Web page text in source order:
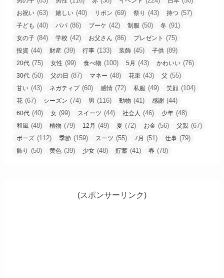
お祝い (63) 嬉しい (40) リボン (69) 祭り (43) 持つ (57)
子ども (40) パパ (86) ブーケ (42) 制服 (50) 冬 (91)
女の子 (84) 学校 (42) お父さん (86) プレゼント (75)
投資 (44) 財産 (39) 行事 (133) 装飾 (45) 子供 (89)
20代 (75) 女性 (99) 食べ物 (100) 5月 (43) かわいい (76)
30代 (50) 父の日 (87) マネー (48) 花束 (43) 父 (55)
甘い (43) ネガティブ (60) 感情 (72) 私服 (49) 笑顔 (104)
花 (67) シーズン (74) 男 (116) 動物 (41) 感謝 (44)
60代 (40) 女 (99) スイーツ (44) 社会人 (46) 少年 (48)
和風 (48) 植物 (79) 12月 (49) 夏 (72) お金 (56) 父親 (67)
ポーズ (112) 季節 (159) スーツ (55) 7月 (51) 仕事 (79)
飾り (50) 黄色 (39) 少女 (48) 貯蓄 (41) 春 (78)
(スポンサーリンク)